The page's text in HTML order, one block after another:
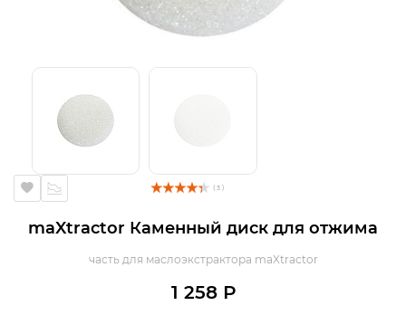
( 3 )
maXtractor Каменный диск для отжима
часть для маслоэкстрактора maXtractor
1 258 Р